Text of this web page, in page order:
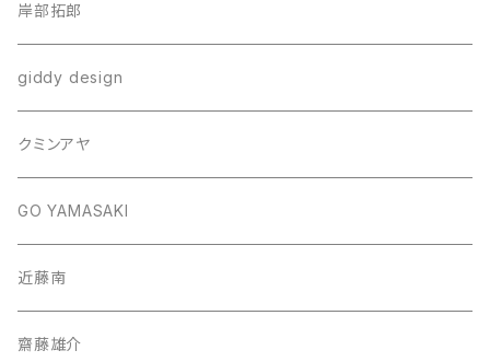
岸部拓郎
giddy design
クミンアヤ
GO YAMASAKI
近藤南
齋藤雄介